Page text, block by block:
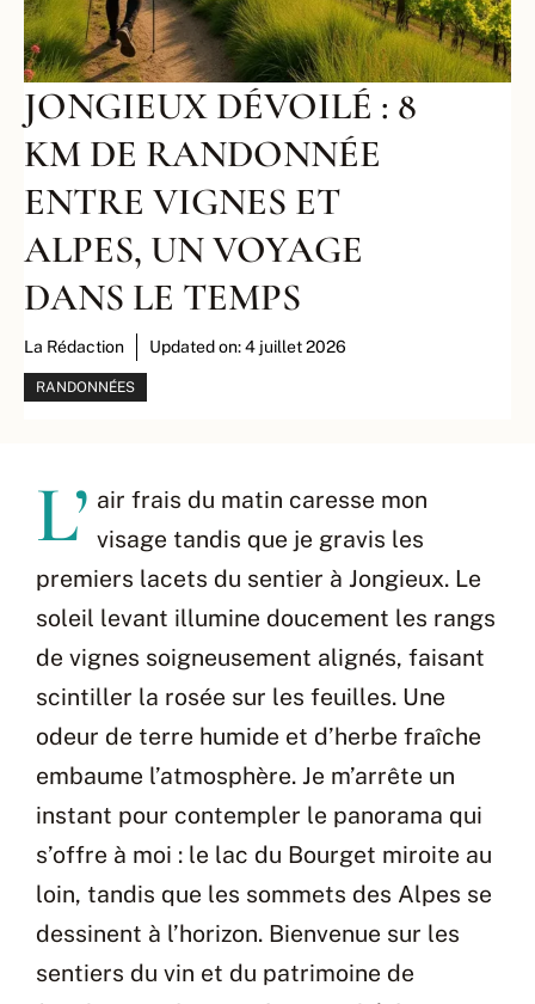
JONGIEUX DÉVOILÉ : 8
KM DE RANDONNÉE
ENTRE VIGNES ET
ALPES, UN VOYAGE
DANS LE TEMPS
La Rédaction Updated on:4 juillet 2026
RANDONNÉES
L’ air frais du matin caresse mon
visage tandis que je gravis les
premiers lacets du sentier à Jongieux. Le
soleil levant illumine doucement les rangs
de vignes soigneusement alignés, faisant
scintiller la rosée sur les feuilles. Une
odeur de terre humide et d’herbe fraîche
embaume l’atmosphère. Je m’arrête un
instant pour contempler le panorama qui
s’offre à moi : le lac du Bourget miroite au
loin, tandis que les sommets des Alpes se
dessinent à l’horizon. Bienvenue sur les
sentiers du vin et du patrimoine de